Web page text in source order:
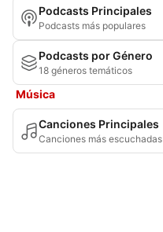
Podcasts Principales
Podcasts más populares
Podcasts por Género
18 géneros temáticos
Música
Canciones Principales
Canciones más escuchadas